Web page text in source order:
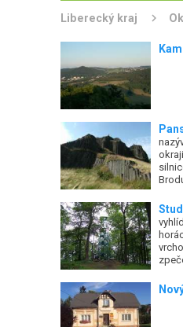
Liberecký kraj